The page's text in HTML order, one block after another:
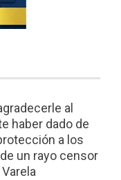
al
haber dado de
a los
un rayo censor